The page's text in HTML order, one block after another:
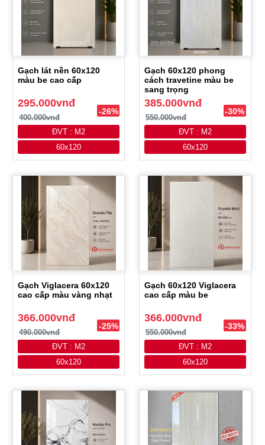
Gạch lát nền 60x120
màu be cao cấp
295.000vnđ
400.000vnđ
-26%
ĐVT : M2
60x120
Gạch 60x120 phong
cách travetine màu be
sang trọng
385.000vnđ
550.000vnđ
-30%
ĐVT : M2
60x120
Gạch Viglacera 60x120
cao cấp màu vàng nhạt
366.000vnđ
490.000vnđ
-25%
ĐVT : M2
60x120
Gạch 60x120 Viglacera
cao cấp màu be
366.000vnđ
550.000vnđ
-33%
ĐVT : M2
60x120